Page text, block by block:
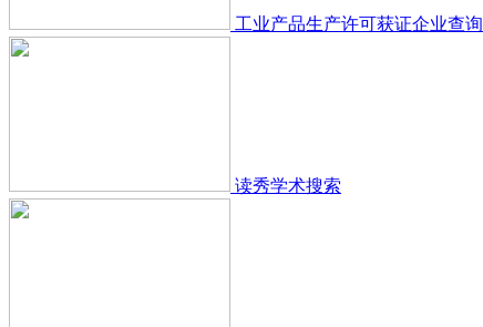
工业产品生产许可获证企业查询
读秀学术搜索